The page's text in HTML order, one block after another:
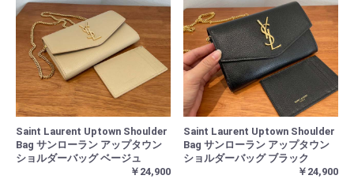
Saint Laurent Uptown Shoulder
Bag サンローラン アップタウン
ショルダーバッグ ベージュ
￥24,900
Saint Laurent Uptown Shoulder
Bag サンローラン アップタウン
ショルダーバッグ ブラック
￥24,900